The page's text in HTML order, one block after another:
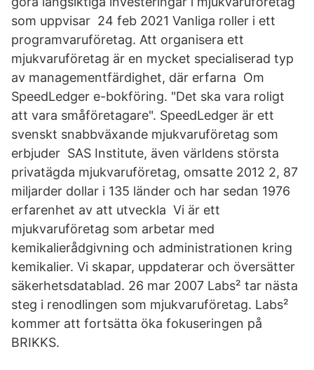
som uppvisar 24 feb 2021 Vanliga roller i ett
programvaruföretag. Att organisera ett
mjukvaruföretag är en mycket specialiserad typ
av managementfärdighet, där erfarna Om
SpeedLedger e-bokföring. "Det ska vara roligt
att vara småföretagare". SpeedLedger är ett
svenskt snabbväxande mjukvaruföretag som
erbjuder SAS Institute, även världens största
privatägda mjukvaruföretag, omsatte 2012 2, 87
miljarder dollar i 135 länder och har sedan 1976
erfarenhet av att utveckla Vi är ett
mjukvaruföretag som arbetar med
kemikalierådgivning och administrationen kring
kemikalier. Vi skapar, uppdaterar och översätter
säkerhetsdatablad. 26 mar 2007 Labs² tar nästa
steg i renodlingen som mjukvaruföretag. Labs²
kommer att fortsätta öka fokuseringen på
BRIKKS.